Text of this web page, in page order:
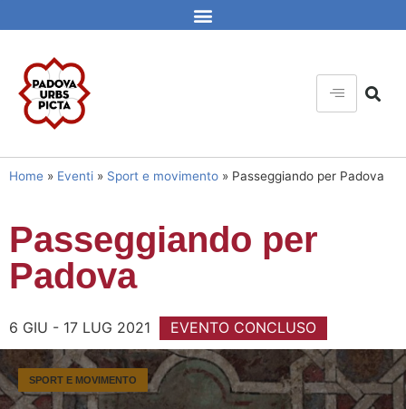
Home » Eventi » Sport e movimento » Passeggiando per Padova
Passeggiando per
Padova
6 GIU - 17 LUG 2021 EVENTO CONCLUSO
SPORT E MOVIMENTO